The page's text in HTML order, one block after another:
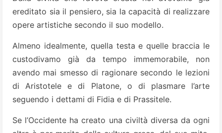
ereditato sia il pensiero, sia la capacità di realizzare
opere artistiche secondo il suo modello.
Almeno idealmente, quella testa e quelle braccia le
custodivamo già da tempo immemorabile, non
avendo mai smesso di ragionare secondo le lezioni
di Aristotele e di Platone, o di plasmare l’arte
seguendo i dettami di Fidia e di Prassitele.
Se l’Occidente ha creato una civiltà diversa da ogni